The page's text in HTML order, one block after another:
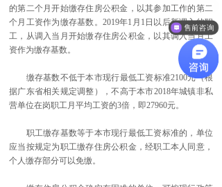
的第二个月开始缴存住房公积金，以其参加工作的第二
个月工资作为缴存基数。2019年1月1日以后新调入的职
工，从调入当月开始缴存住房公积金，以其调入当月工
资作为缴存基数。
缴存基数不低于本市现行最低工资标准2100元（根
据广东省相关规定调整），不高于本市2018年城镇非私
营单位在岗职工月平均工资的3倍，即27960元。
职工缴存基数等于本市现行最低工资标准的，单位
应当按规定为职工缴存住房公积金，经职工本人同意，
个人缴存部分可以免缴。
售前咨询